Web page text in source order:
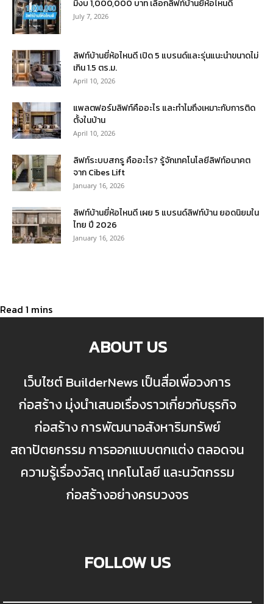
มีงบ 1,000,000 บาท เลือกลิฟท์บ้านยี่ห้อไหนดี
July 7, 2026
ลิฟท์บ้านยี่ห้อไหนดี เปิด 5 แบรนด์และรุ่นแนะนำขนาดไม่
เกิน 1.5 ตร.ม.
April 10, 2026
แพลตฟอร์มลิฟท์คืออะไร และทำไมถึงเหมาะกับการติด
ตั้งในบ้าน
April 10, 2026
ลิฟท์ระบบสกรู คืออะไร? รู้จักเทคโนโลยีลิฟท์อนาคต
จาก Cibes Lift
January 16, 2026
ลิฟท์บ้านยี่ห้อไหนดี เผย 5 แบรนด์ลิฟท์บ้าน ยอดนิยมใน
ไทย ปี 2026
January 16, 2026
ABOUT US
เว็บไซต์ BuilderNews เป็นสื่อเพื่อวงการ
ก่อสร้าง มุ่งนำเสนอเรื่องราวเกี่ยวกับธุรกิจ
ก่อสร้าง การพัฒนาอสังหาริมทรัพย์
สถาปัตยกรรม การออกแบบตกแต่ง ตลอดจน
ความรู้เรื่องวัสดุ เทคโนโลยี และนวัตกรรม
ก่อสร้างอย่างครบวงจร
FOLLOW US